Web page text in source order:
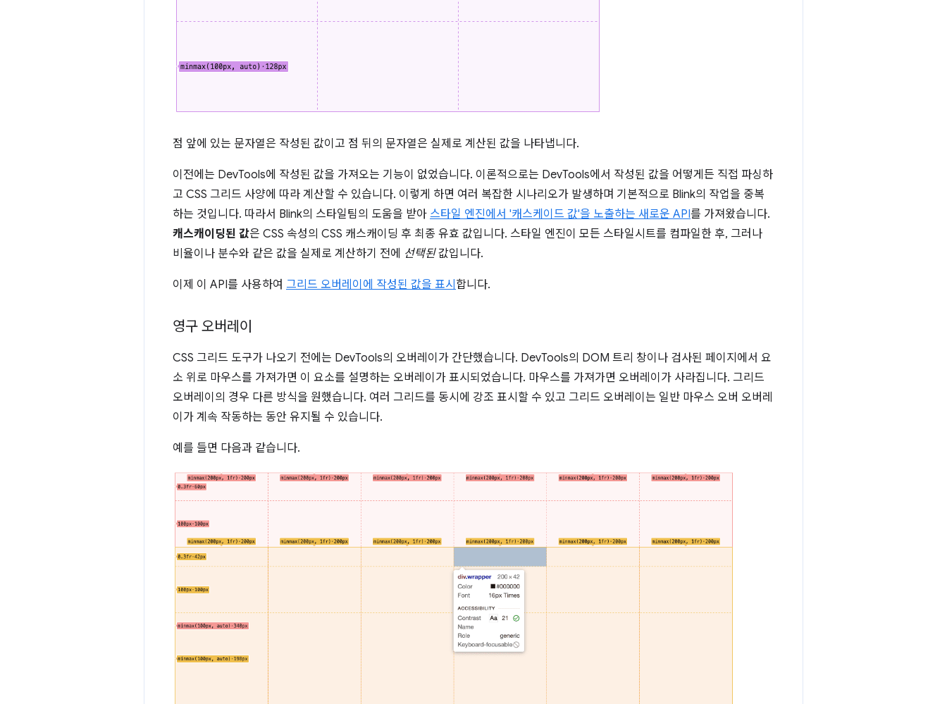
점 앞에 있는 문자열은 작성된 값이고 점 뒤의 문자열은 실제로 계산된 값을 나타냅니다.
이전에는 DevTools에 작성된 값을 가져오는 기능이 없었습니다. 이론적으로는 DevTools에서 작성된 값을 어떻게든 직접 파싱하
고 CSS 그리드 사양에 따라 계산할 수 있습니다. 이렇게 하면 여러 복잡한 시나리오가 발생하며 기본적으로 Blink의 작업을 중복
하는 것입니다. 따라서 Blink의 스타일팀의 도움을 받아 스타일 엔진에서 '캐스케이드 값'을 노출하는 새로운 API를 가져왔습니다.
캐스캐이딩된 값은 CSS 속성의 CSS 캐스캐이딩 후 최종 유효 값입니다. 스타일 엔진이 모든 스타일시트를 컴파일한 후, 그러나
비율이나 분수와 같은 값을 실제로 계산하기 전에 선택된값입니다.
이제 이 API를 사용하여 그리드 오버레이에 작성된 값을 표시 합니다.
영구 오버레이
CSS 그리드 도구가 나오기 전에는 DevTools의 오버레이가 간단했습니다. DevTools의 DOM 트리 창이나 검사된 페이지에서 요
소 위로 마우스를 가져가면 이 요소를 설명하는 오버레이가 표시되었습니다. 마우스를 가져가면 오버레이가 사라집니다. 그리드
오버레이의 경우 다른 방식을 원했습니다. 여러 그리드를 동시에 강조 표시할 수 있고 그리드 오버레이는 일반 마우스 오버 오버레
이가 계속 작동하는 동안 유지될 수 있습니다.
예를 들면 다음과 같습니다.